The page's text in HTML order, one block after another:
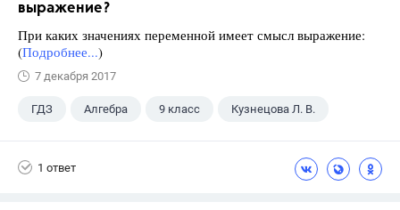
выражение?
При каких значениях переменной имеет смысл выражение:
(Подробнее...)
7 декабря 2017
ГДЗ Алгебра 9 класс Кузнецова Л. В.
1 ответ